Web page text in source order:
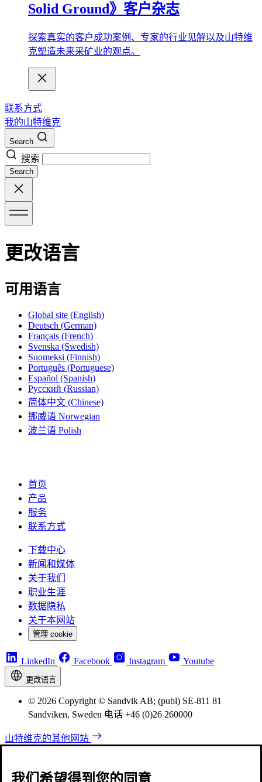
Solid Ground》客户杂志
探索真实的客户成功案例、专家的行业见解以及山特维
克塑造未来采矿业的观点。
联系方式
我的山特维克
Search
搜索
Search
更改语言
可用语言
Global site (English)
Deutsch (German)
Français (French)
Svenska (Swedish)
Suomeksi (Finnish)
Português (Portuguese)
Español (Spanish)
Русский (Russian)
简体中文 (Chinese)
挪威语 Norwegian
波兰语 Polish
首页
产品
服务
联系方式
下载中心
新闻和媒体
关于我们
职业生涯
数据隐私
关于本网站
管理 cookie
LinkedIn Facebook Instagram Youtube
更改语言
© 2026 Copyright © Sandvik AB; (publ) SE-811 81
Sandviken, Sweden 电话 +46 (0)26 260000
山特维克的其他网站
我们希望得到您的同意